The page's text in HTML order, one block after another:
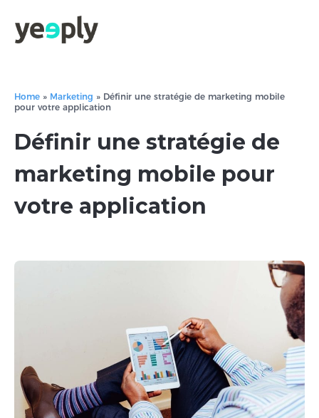
Home » Marketing » Définir une stratégie de marketing mobile
pour votre application
Définir une stratégie de
marketing mobile pour
votre application